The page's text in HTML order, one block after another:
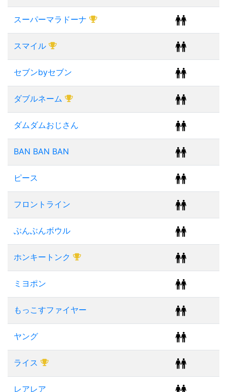
スーパーマラドーナ
スマイル
セブンbyセブン
ダブルネーム
ダムダムおじさん
BAN BAN BAN
ピース
フロントライン
ぶんぶんボウル
ホンキートンク
ミヨポン
もっこすファイヤー
ヤング
ライス
レアレア